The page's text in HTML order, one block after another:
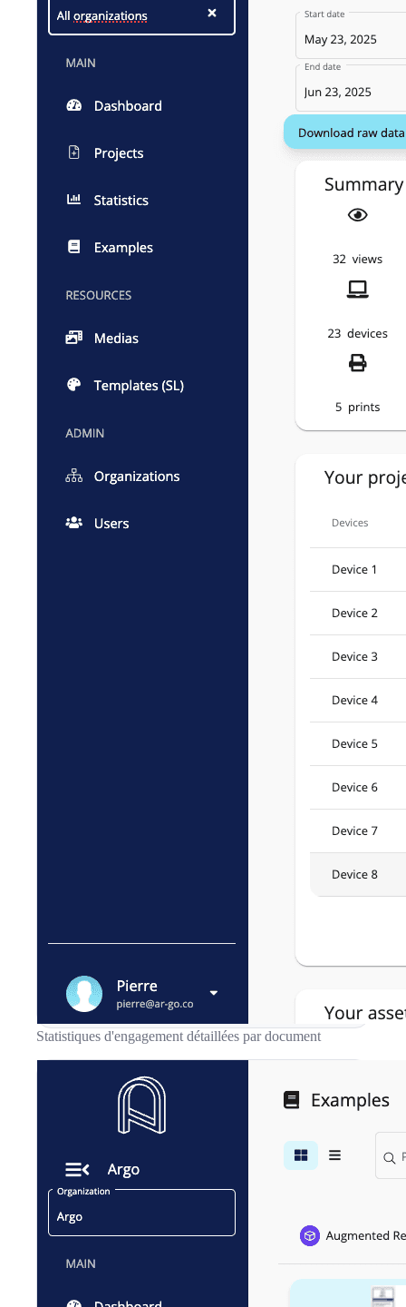
Statistiques d'engagement détaillées par document